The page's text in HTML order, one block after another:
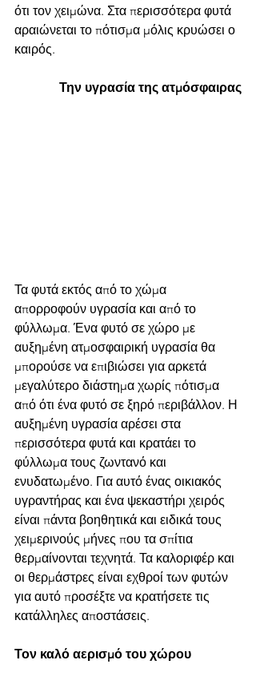
ότι τον χειμώνα. Στα περισσότερα φυτά
αραιώνεται το πότισμα μόλις κρυώσει ο
καιρός.
              Την υγρασία της ατμόσφαιρας
Τα φυτά εκτός από το χώμα
απορροφούν υγρασία και από το
φύλλωμα. Ένα φυτό σε χώρο με
αυξημένη ατμοσφαιρική υγρασία θα
μπορούσε να επιβιώσει για αρκετά
μεγαλύτερο διάστημα χωρίς πότισμα
από ότι ένα φυτό σε ξηρό περιβάλλον. Η
αυξημένη υγρασία αρέσει στα
περισσότερα φυτά και κρατάει το
φύλλωμα τους ζωντανό και
ενυδατωμένο. Για αυτό ένας οικιακός
υγραντήρας και ένα ψεκαστήρι χειρός
είναι πάντα βοηθητικά και ειδικά τους
χειμερινούς μήνες που τα σπίτια
θερμαίνονται τεχνητά. Τα καλοριφέρ και
οι θερμάστρες είναι εχθροί των φυτών
για αυτό προσέξτε να κρατήσετε τις
κατάλληλες αποστάσεις.
Τον καλό αερισμό του χώρου